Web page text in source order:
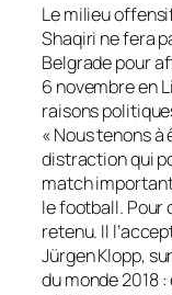
Le milieu
Shaqiri ne fera
Belgrade pour
6 novembre en
raisons
« Nous tenons
distraction qui
match
le football. Pour
retenu. Il
Jürgen Klopp,
du monde 2018